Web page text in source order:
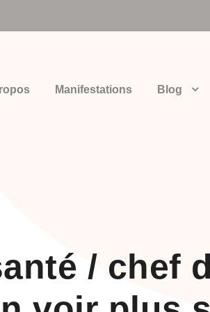
Manifestations Blog
/ chef